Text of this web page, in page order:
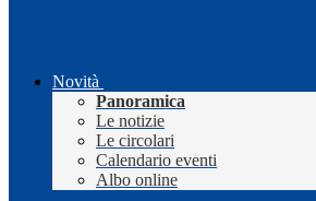
Novità
Panoramica
Le notizie
Le circolari
Calendario eventi
Albo online